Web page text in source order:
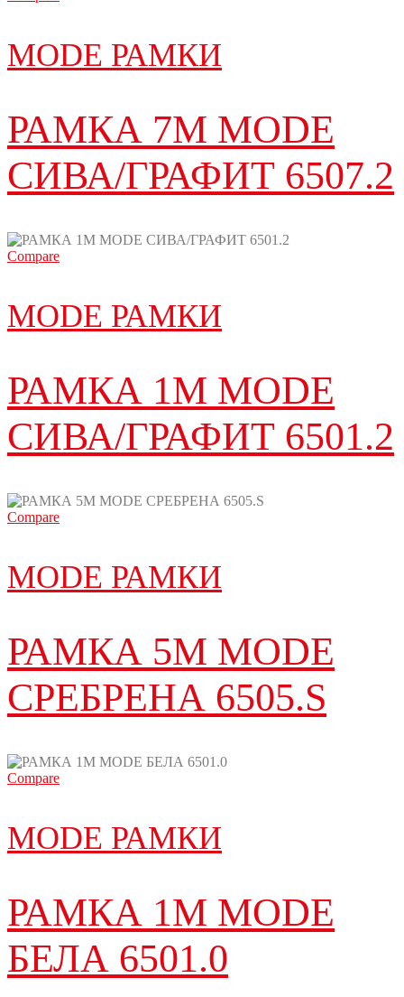
MODE РАМКИ
РАМКА 7M MODE
СИВА/ГРАФИТ 6507.2
Compare
MODE РАМКИ
РАМКА 1M MODE
СИВА/ГРАФИТ 6501.2
Compare
MODE РАМКИ
РАМКА 5M MODE
СРЕБРЕНА 6505.S
Compare
MODE РАМКИ
РАМКА 1M MODE
БЕЛА 6501.0